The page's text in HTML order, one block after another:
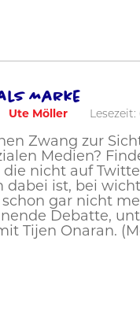
Marke
Ute Möller Lesezeit:
Zwang zur
Medien?
die nicht auf
dabei ist, bei
gar nicht
Debatte,
Tijen Onaran.